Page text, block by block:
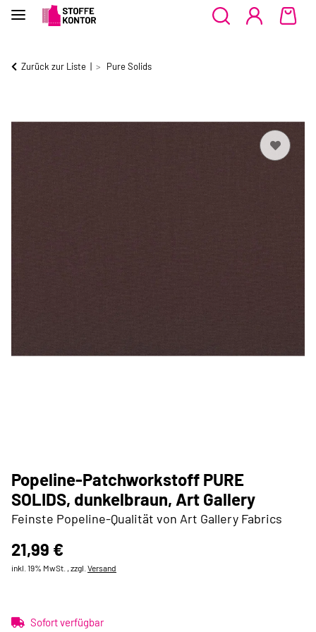
Zurück zur Liste Pure Solids
Popeline-Patchworkstoff PURE
SOLIDS, dunkelbraun, Art Gallery
Feinste Popeline-Qualität von Art Gallery Fabrics
21,99 €
inkl. 19% MwSt. , zzgl. Versand
Sofort verfügbar